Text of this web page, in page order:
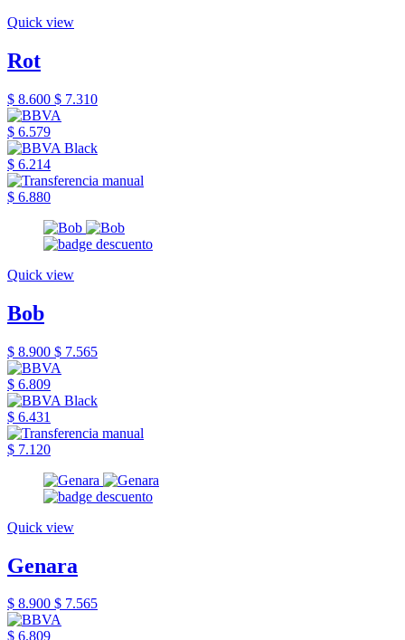
Quick view
Rot
$ 8.600 $ 7.310
$ 6.579
$ 6.214
$ 6.880
Quick view
Bob
$ 8.900 $ 7.565
$ 6.809
$ 6.431
$ 7.120
Quick view
Genara
$ 8.900 $ 7.565
$ 6.809